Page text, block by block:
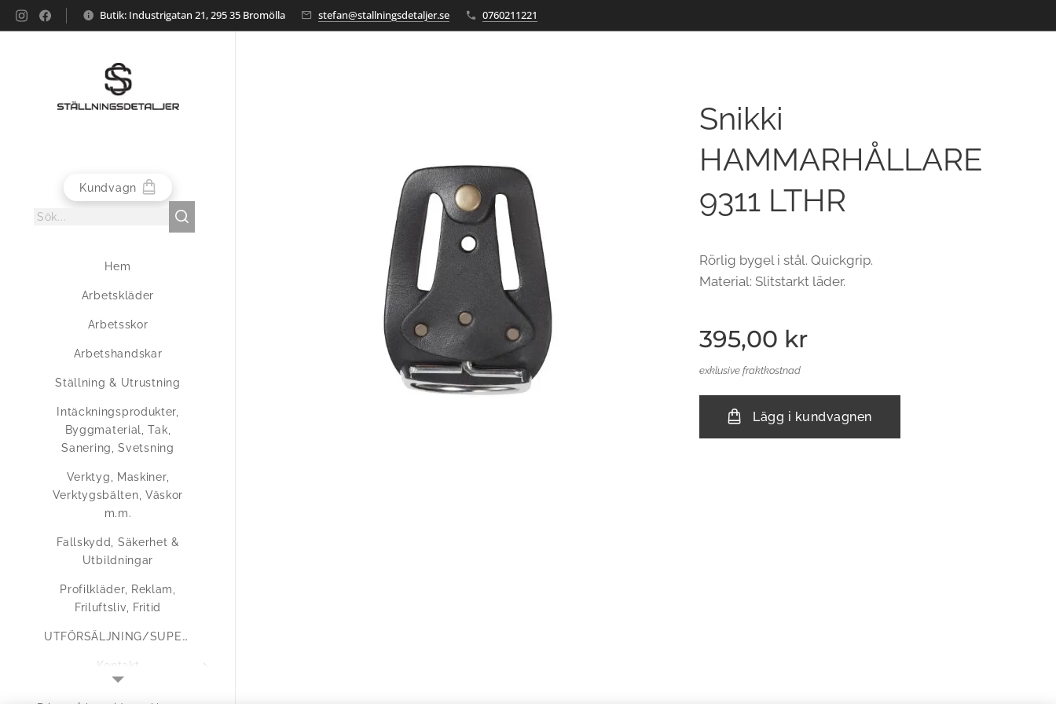
Butik: Industrigatan 21, 295 35 Bromölla stefan@stallningsdetaljer.se 0760211221
Kundvagn
Hem
Arbetskläder
Arbetsskor
Arbetshandskar
Ställning & Utrustning
Intäckningsprodukter,
Byggmaterial, Tak,
Sanering, Svetsning
Verktyg, Maskiner,
Verktygsbälten, Väskor
m.m.
Fallskydd, Säkerhet &
Utbildningar
Profilkläder, Reklam,
Friluftsliv, Fritid
UTFÖRSÄLJNING/SUPERERBJUDANDEN
Kontakt
Snikki
HAMMARHÅLLARE
9311 LTHR
Rörlig bygel i stål. Quickgrip.
Material: Slitstarkt läder.
395,00 kr
exklusive fraktkostnad
Lägg i kundvagnen